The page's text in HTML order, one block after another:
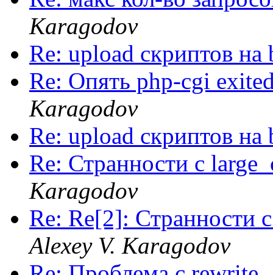
Karagodov
Re: upload скриптов
Re: Опять php-cgi
Karagodov
Re: upload скриптов
Re: Странности с
Karagodov
Re: Re[2]: Странности
Alexey V. Karagodov